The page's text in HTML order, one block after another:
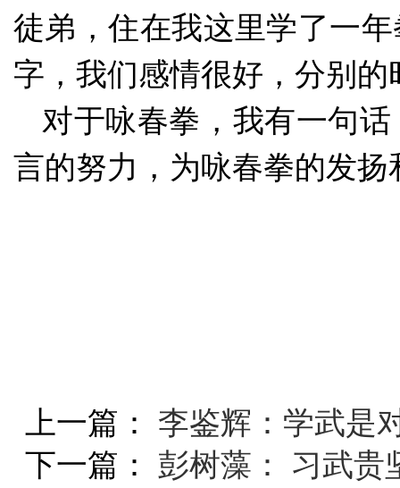
徒弟，住在我这里学了一
字，我们感情很好，分别
对于咏春拳，我有一句
言的努力，为咏春拳的发
上一篇： 李鉴辉：学武是
下一篇： 彭树藻： 习武贵